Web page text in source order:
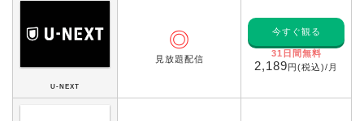
U-NEXT
◎
見放題配信
今すぐ観る
31日間無料
2,189円(税込)/月